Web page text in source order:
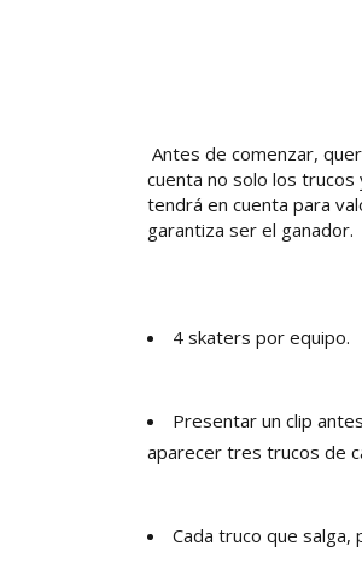
Antes de comenzar,
cuenta no solo los trucos
tendrá en cuenta para
garantiza ser el ganador.
4 skaters por equipo.
Presentar un clip
aparecer tres trucos de
Cada truco que salga,